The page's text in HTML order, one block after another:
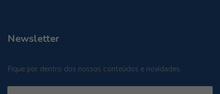
Newsletter
Fique por dentro dos nossos conteúdos e novidades.